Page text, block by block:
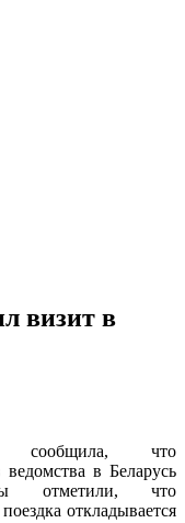
визит в
сообщила, что
в Беларусь
отметили, что
откладывается